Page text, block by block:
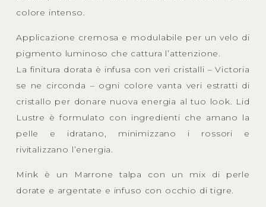
colore intenso.
Applicazione cremosa e modulabile per un velo di
pigmento luminoso che cattura l’attenzione.
La finitura dorata è infusa con veri cristalli – Victoria
se ne circonda – ogni colore vanta veri estratti di
cristallo per donare nuova energia al tuo look. Lid
Lustre è formulato con ingredienti che amano la
pelle e idratano, minimizzano i rossori e
rivitalizzano l’energia.
Mink è un Marrone talpa con un mix di perle
dorate e argentate e infuso con occhio di tigre.